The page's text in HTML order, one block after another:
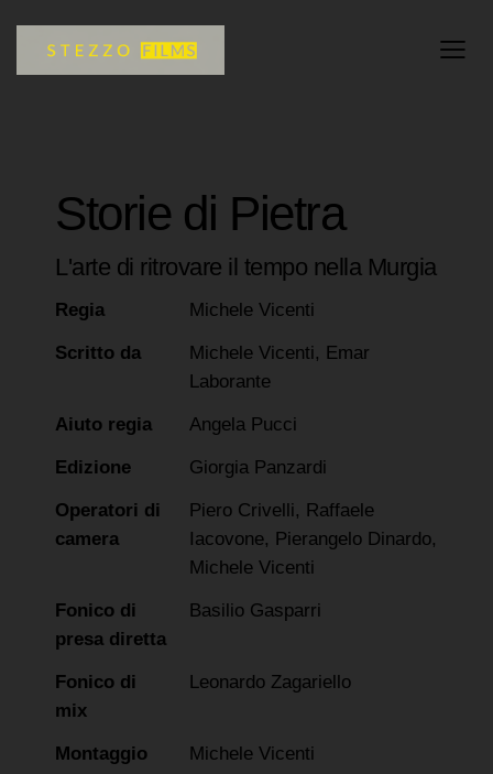
Storie di Pietra
L'arte di ritrovare il tempo nella Murgia
Regia Michele Vicenti
Scritto da
Michele Vicenti, Emar
Laborante
Aiuto regia Angela Pucci
Edizione Giorgia Panzardi
Operatori di
camera
Piero Crivelli, Raffaele
Iacovone, Pierangelo Dinardo,
Michele Vicenti
Fonico di
presa diretta
Basilio Gasparri
Fonico di
mix
Leonardo Zagariello
Montaggio Michele Vicenti